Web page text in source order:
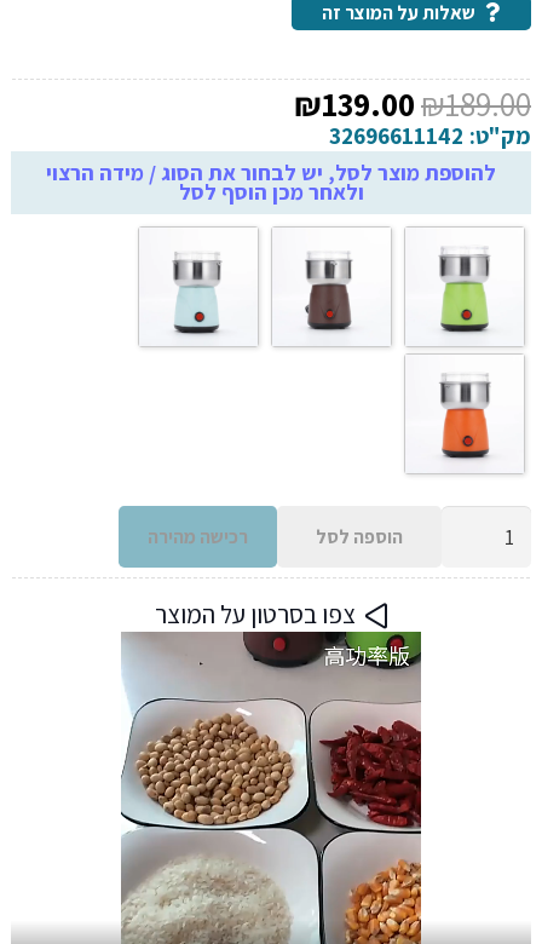
שאלות על המוצר זה
₪189.00 המחיר
המקורי
היה:
₪189.00.
₪139.00
הוא:
₪139.00.
מק"ט: 32696611142
להוספת מוצר לסל, יש לבחור את הסוג / מידה הרצוי
ולאחר מכן הוסף לסל
איכותית
הוספה לסל רכישה מהירה
צפו בסרטון על המוצר